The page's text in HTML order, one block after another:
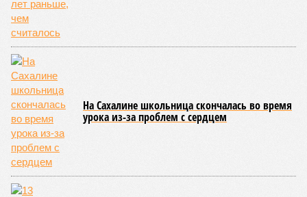
протяжении всей нашей жизни. Иногда они возникают под
воздействием внешних факторов, условно таких как
ультрафиолет, а иногда… это просто случается. Просто
«потому что». И учёные до сих пор бьются над загадкой
почему.
Некоторые мутации не слишком разрушительны, и клетка
может существовать в слегка изменённом виде. Другие же
приводят к катастрофическим изменениям внутри неё – и
она погибает.
присутствуют тысячи соматических мутаций. У
организма нет механики, которая позволила бы ему
вернуться и исправить повреждения, уже записанные в
геноме,